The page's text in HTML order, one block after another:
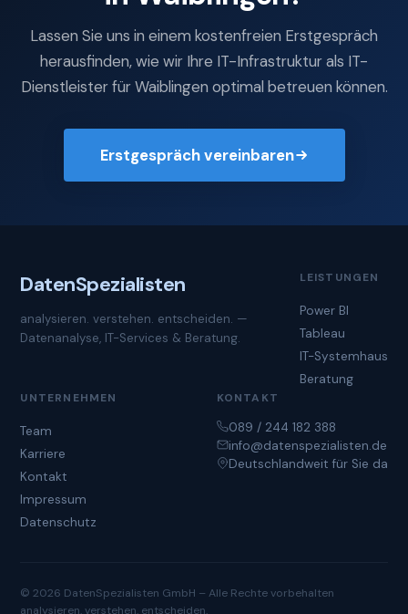
Lassen Sie uns in einem kostenfreien Erstgespräch
herausfinden, wie wir Ihre IT-Infrastruktur als IT-
Dienstleister für Waiblingen optimal betreuen können.
Erstgespräch vereinbaren
DatenSpezialisten
analysieren. verstehen. entscheiden. —
Datenanalyse, IT-Services & Beratung.
LEISTUNGEN
Power BI
Tableau
IT-Systemhaus
Beratung
UNTERNEHMEN
Team
Karriere
Kontakt
Impressum
Datenschutz
KONTAKT
089 / 244 182 388
info@datenspezialisten.de
Deutschlandweit für Sie da
© 2026 DatenSpezialisten GmbH – Alle Rechte vorbehalten
analysieren. verstehen. entscheiden.